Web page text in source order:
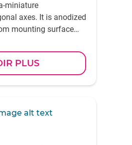
miniature
axes. It is anodized
mounting surface
PLUS